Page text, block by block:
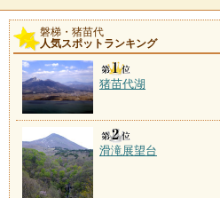
磐梯・猪苗代
人気スポットランキング
猪苗代湖
滑滝展望台